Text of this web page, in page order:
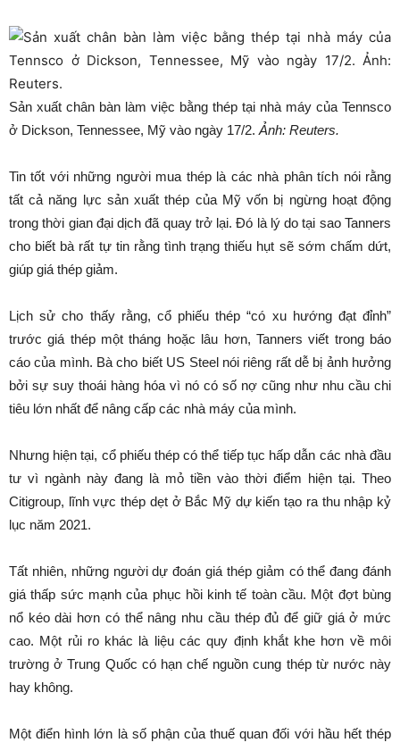
Sản xuất chân bàn làm việc bằng thép tại nhà máy của Tennsco
ở Dickson, Tennessee, Mỹ vào ngày 17/2. Ảnh: Reuters.
Tin tốt với những người mua thép là các nhà phân tích nói rằng
tất cả năng lực sản xuất thép của Mỹ vốn bị ngừng hoạt động
trong thời gian đại dịch đã quay trở lại. Đó là lý do tại sao Tanners
cho biết bà rất tự tin rằng tình trạng thiếu hụt sẽ sớm chấm dứt,
giúp giá thép giảm.
Lịch sử cho thấy rằng, cổ phiếu thép “có xu hướng đạt đỉnh”
trước giá thép một tháng hoặc lâu hơn, Tanners viết trong báo
cáo của mình. Bà cho biết US Steel nói riêng rất dễ bị ảnh hưởng
bởi sự suy thoái hàng hóa vì nó có số nợ cũng như nhu cầu chi
tiêu lớn nhất để nâng cấp các nhà máy của mình.
Nhưng hiện tại, cổ phiếu thép có thể tiếp tục hấp dẫn các nhà đầu
tư vì ngành này đang là mỏ tiền vào thời điểm hiện tại. Theo
Citigroup, lĩnh vực thép dẹt ở Bắc Mỹ dự kiến tạo ra thu nhập kỷ
lục năm 2021.
Tất nhiên, những người dự đoán giá thép giảm có thể đang đánh
giá thấp sức mạnh của phục hồi kinh tế toàn cầu. Một đợt bùng
nổ kéo dài hơn có thể nâng nhu cầu thép đủ để giữ giá ở mức
cao. Một rủi ro khác là liệu các quy định khắt khe hơn về môi
trường ở Trung Quốc có hạn chế nguồn cung thép từ nước này
hay không.
Một điển hình lớn là số phận của thuế quan đối với hầu hết thép